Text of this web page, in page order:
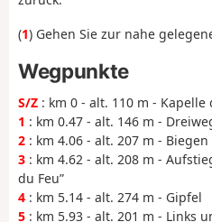
(1) Gehen Sie zur nahe
Wegpunkte
S/Z : km 0 - alt. 110 m -
1 : km 0.47 - alt. 146 m -
2 : km 4.06 - alt. 207 m -
3 : km 4.62 - alt. 208 m -
du Feu”
4 : km 5.14 - alt. 274 m - Gipfel
5 : km 5.93 - alt. 201 m - Links